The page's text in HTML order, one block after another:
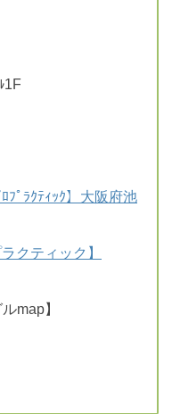
1F
ﾌﾟﾗｸﾃｨｯｸ】大阪府池
クティック】
map】